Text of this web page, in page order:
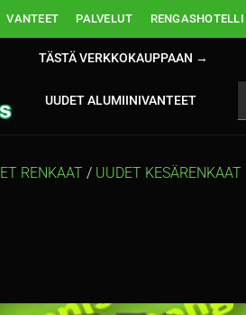
VANTEET PALVELUT RENGASHOTELLI
TÄSTÄ VERKKOKAUPPAAN →
UUDET ALUMIINIVANTEET
RENKAAT / UUDET KESÄRENKAAT